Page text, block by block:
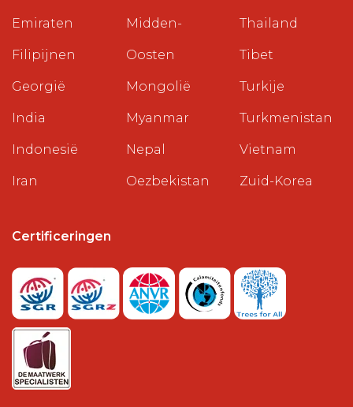
Emiraten
Filipijnen
Georgië
India
Indonesië
Iran
Midden-
Oosten
Mongolië
Myanmar
Nepal
Oezbekistan
Thailand
Tibet
Turkije
Turkmenistan
Vietnam
Zuid-Korea
Certificeringen